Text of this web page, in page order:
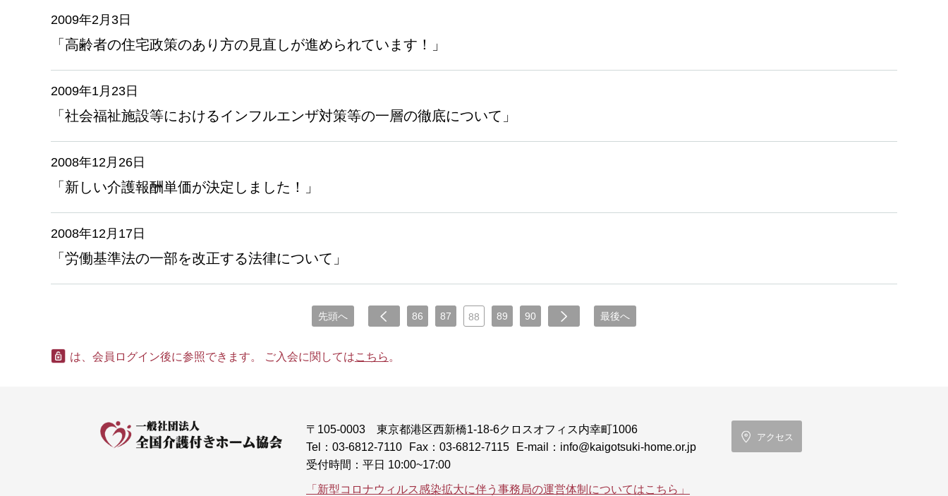
2009年2月3日
「高齢者の住宅政策のあり方の見直しが進められています！」
2009年1月23日
「社会福祉施設等におけるインフルエンザ対策等の一層の徹底について」
2008年12月26日
「新しい介護報酬単価が決定しました！」
2008年12月17日
「労働基準法の一部を改正する法律について」
先頭へ 86 87 88 89 90 最後へ
は、会員ログイン後に参照できます。 ご入会に関してはこちら 。
〒105-0003 東京都港区西新橋1-18-6クロスオフィス内幸町1006
Tel：03-6812-7110
Fax：03-6812-7115
E-mail：info@kaigotsuki-home.or.jp
受付時間：平日 10:00~17:00
「新型コロナウィルス感染拡大に伴う事務局の運営体制についてはこちら」
アクセス